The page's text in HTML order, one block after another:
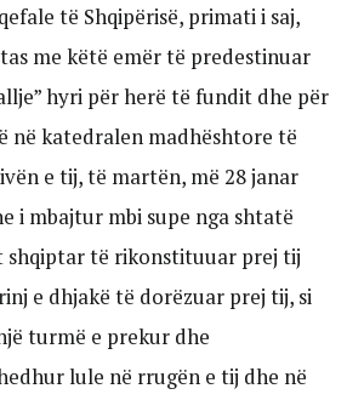
të Shqipërisë, primati i saj,
me këtë emër të predestinuar
hyri për herë të fundit dhe për
në katedralen madhështore të
e tij, të martën, më 28 janar
i mbajtur mbi supe nga shtatë
shqiptar të rikonstituuar prej tij
e dhjakë të dorëzuar prej tij, si
turmë e prekur dhe
lule në rrugën e tij dhe në